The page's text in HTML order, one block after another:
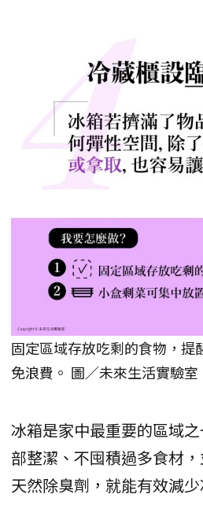
固定區域存放吃剩的食物，提
免浪費。 圖／未來生活實驗室
冰箱是家中最重要的區域
部整潔、不囤積過多食材
天然除臭劑，就能有效減